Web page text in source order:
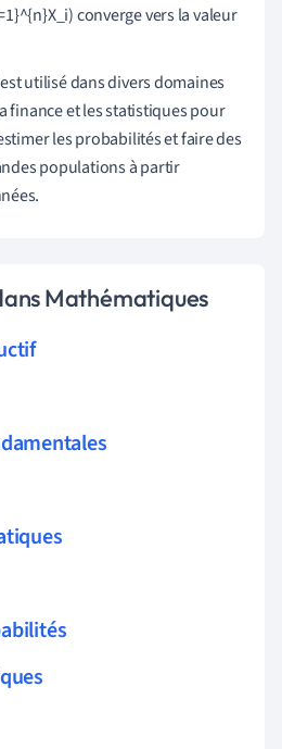
converge vers la valeur
est utilisé dans divers domaines
finance et les statistiques pour
les probabilités et faire des
populations à partir
Mathématiques